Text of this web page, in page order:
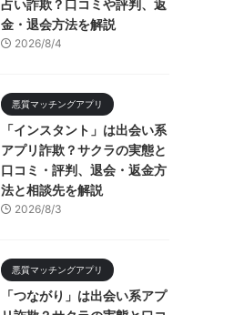
占い詐欺？口コミや評判、返
金・退会方法を解説
2026/8/4
悪質マッチングアプリ
「インスタント」は出会い系
アプリ詐欺？サクラの実態と
口コミ・評判、退会・返金方
法と相談先を解説
2026/8/3
悪質マッチングアプリ
「つながり」は出会い系アプ